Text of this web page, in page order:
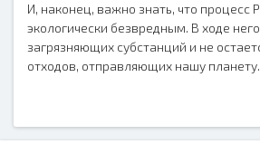
И, наконец, важно знать, что процесс
экологически безвредным. В ходе
загрязняющих субстанций и не
отходов, отправляющих нашу планету.